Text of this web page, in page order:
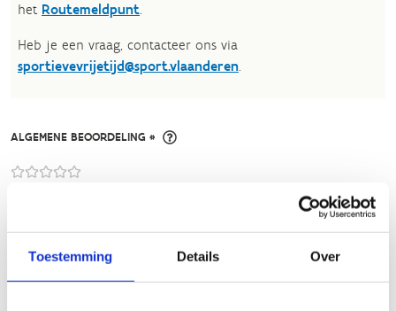
Toestemming Details Over
het Routemeldpunt.
Heb je een vraag, contacteer ons via
sportievevrijetijd@sport.vlaanderen.​
ALGEMENE BEOORDELING *